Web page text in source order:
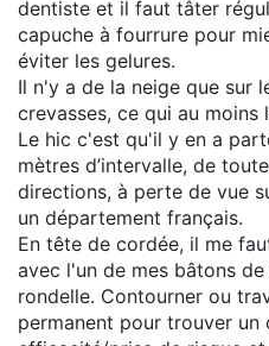
dentiste et il faut tâter
capuche à fourrure pour
éviter les gelures.
Il n'y a de la neige que sur
crevasses, ce qui au moins
Le hic c'est qu'il y en a
mètres d’intervalle, de
directions, à perte de vue
un département français.
En tête de cordée, il me
avec l'un de mes bâtons
rondelle. Contourner ou
permanent pour trouver un